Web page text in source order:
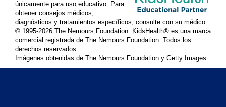
únicamente para uso educativo. Para
obtener consejos médicos,
diagnósticos y tratamientos específicos, consulte con su médico.
© 1995-2026 The Nemours Foundation. KidsHealth® es una marca
comercial registrada de The Nemours Foundation. Todos los
derechos reservados.
Imágenes obtenidas de The Nemours Foundation y Getty Images.